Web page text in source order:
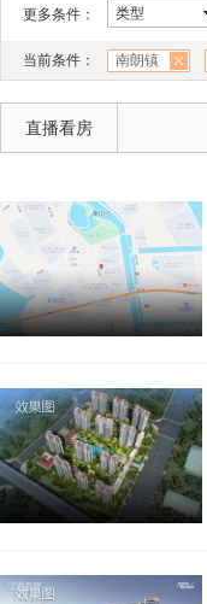
更多条件： 类型
当前条件： 南朗镇
直播看房